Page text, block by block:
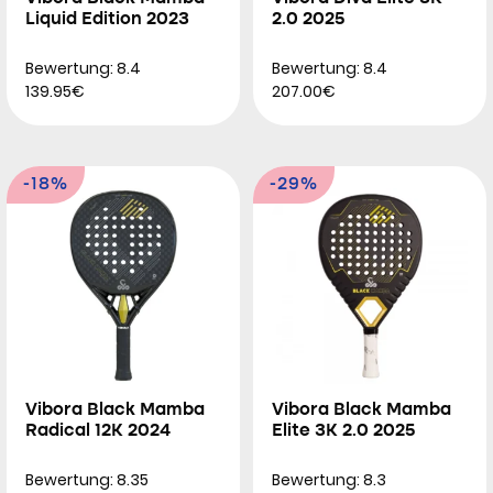
Liquid Edition 2023
Bewertung: 8.4
139.95€
2.0 2025
Bewertung: 8.4
207.00€
-18%
Vibora Black Mamba
Radical 12K 2024
Bewertung: 8.35
-29%
Vibora Black Mamba
Elite 3K 2.0 2025
Bewertung: 8.3